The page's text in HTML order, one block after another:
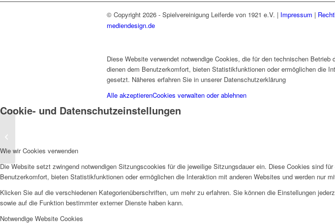
© Copyright 2026 - Spielvereinigung Leiferde von 1921 e.V. | Impressum |
mediendesign.de
Leiferde – ab dem 30.
August...
Diese Website verwendet notwendige Cookies, die für den technischen
dienen dem Benutzerkomfort, bieten Statistikfunktionen oder ermöglichen die
gesetzt. Näheres erfahren Sie in unserer Datenschutzerklärung
Alle akzeptierenCookies verwalten oder ablehnen
Cookie- und Datenschutzeinstellungen
Wie wir Cookies verwenden
Die Website setzt zwingend notwendigen Sitzungscookies für die jeweilige Sitzungsdauer ein. Diese Cookies sind
Benutzerkomfort, bieten Statistikfunktionen oder ermöglichen die Interaktion mit anderen Websites und werden nur
Klicken Sie auf die verschiedenen Kategorienüberschriften, um mehr zu erfahren. Sie können die Einstellungen
sowie auf die Funktion bestimmter externer Dienste haben kann.
Notwendige Website Cookies